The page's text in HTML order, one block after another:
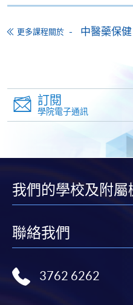
1. 現金、「易辦事」（
申請人可親臨學院任何一
2. 支票或銀行本票
如以劃線支票或銀行本票
學專業進修學院」。支票
親臨學院各報名中心遞
證明文件；
「報讀課程」，惟學院
人資料概不負責。
3. VISA / Mastercard
更多課程關於 中醫藥保健
訂閱
學院電子通訊
我們的學校及附屬
聯絡我們
3762 6262